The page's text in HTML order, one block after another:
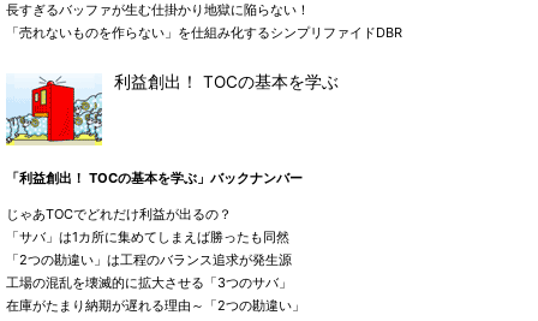
長すぎるバッファが生む仕掛かり地獄に陥らない！
「売れないものを作らない」を仕組み化するシンプリファイドDBR
利益創出！ TOCの基本を学ぶ
「利益創出！ TOCの基本を学ぶ」バックナンバー
じゃあTOCでどれだけ利益が出るの？
「サバ」は1カ所に集めてしまえば勝ったも同然
「2つの勘違い」は工程のバランス追求が発生源
工場の混乱を壊滅的に拡大させる「3つのサバ」
在庫がたまり納期が遅れる理由～「2つの勘違い」